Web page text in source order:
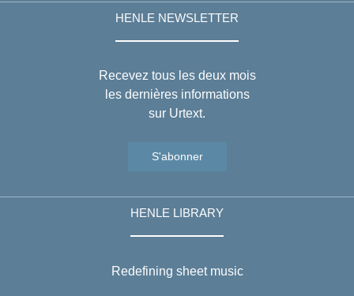
HENLE NEWSLETTER
Recevez tous les deux mois
les dernières informations
sur Urtext.
S'abonner
HENLE LIBRARY
Redefining sheet music